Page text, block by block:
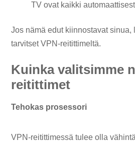
TV ovat kaikki
Jos nämä edut kiinnostavat sinua,
tarvitset VPN-reitittimeltä.
Kuinka valitsimme
reitittimet
Tehokas prosessori
VPN-reitittimessä tulee olla